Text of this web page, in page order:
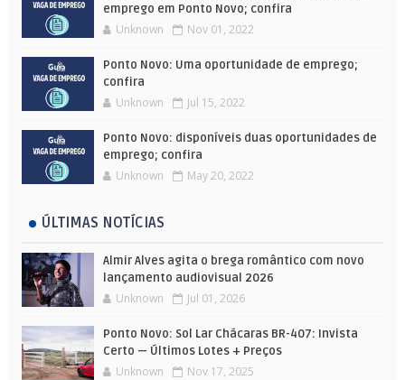
emprego em Ponto Novo; confira
Unknown Nov 01, 2022
Ponto Novo: Uma oportunidade de emprego;
confira
Unknown Jul 15, 2022
Ponto Novo: disponíveis duas oportunidades de
emprego; confira
Unknown May 20, 2022
ÚLTIMAS NOTÍCIAS
Almir Alves agita o brega romântico com novo
lançamento audiovisual 2026
Unknown Jul 01, 2026
Ponto Novo: Sol Lar Chácaras BR-407: Invista
Certo — Últimos Lotes + Preços
Unknown Nov 17, 2025